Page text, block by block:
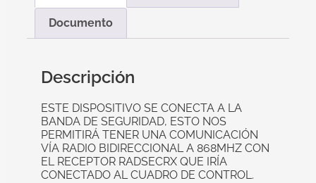
Documento
Descripción
ESTE DISPOSITIVO SE CONECTA A LA
BANDA DE SEGURIDAD, ESTO NOS
PERMITIRÁ TENER UNA COMUNICACIÓN
VÍA RADIO BIDIRECCIONAL A 868MHZ CON
EL RECEPTOR RADSECRX QUE IRÍA
CONECTADO AL CUADRO DE CONTROL.